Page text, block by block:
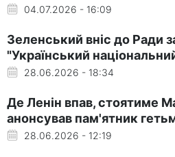
04.07.2026 - 16:09
Зеленський вніс до Ради
"Український
28.06.2026 - 18:34
Де Ленін впав, стоятиме
анонсував пам'ятник
28.06.2026 - 12:19